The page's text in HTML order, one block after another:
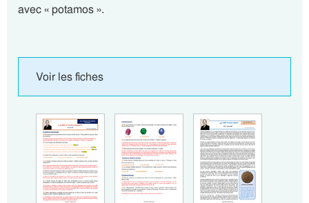
avec « potamos ».
Voir les fiches